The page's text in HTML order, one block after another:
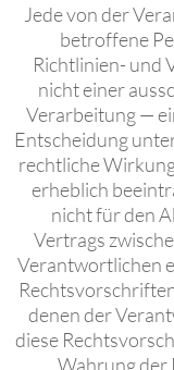
Jede von der
betroffene
Richtlinien- und
nicht einer
Verarbeitung —
Entscheidung
rechtliche
erheblich
nicht für den
Vertrags
Verantwortlichen
denen der
diese
Wahrung der